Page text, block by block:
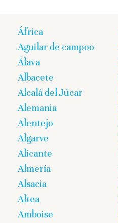
África
Aguilar de campoo
Álava
Albacete
Alcalá del Júcar
Alemania
Alentejo
Algarve
Alicante
Almería
Alsacia
Altea
Amboise